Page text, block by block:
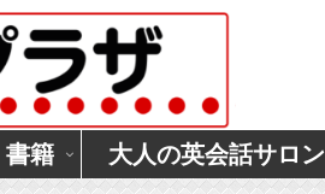
書籍 大人の英会話サロン